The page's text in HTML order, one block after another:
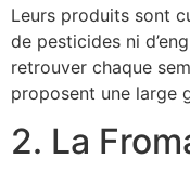
Leurs produits sont
de pesticides ni
retrouver chaque
proposent une large
2. La